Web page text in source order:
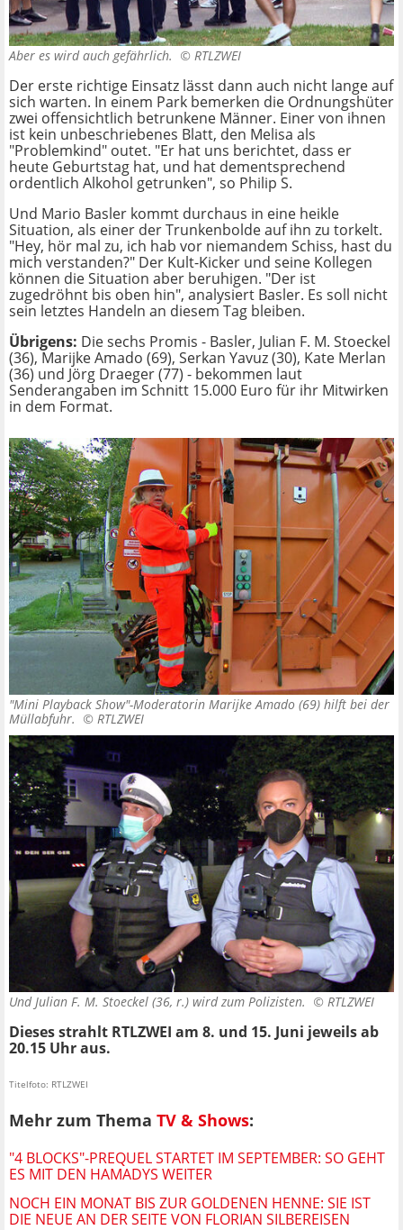
Aber es wird auch gefährlich. © RTLZWEI
Der erste richtige Einsatz lässt dann auch nicht lange auf
sich warten. In einem Park bemerken die Ordnungshüter
zwei offensichtlich betrunkene Männer. Einer von ihnen
ist kein unbeschriebenes Blatt, den Melisa als
"Problemkind" outet. "Er hat uns berichtet, dass er
heute Geburtstag hat, und hat dementsprechend
ordentlich Alkohol getrunken", so Philip S.
Und Mario Basler kommt durchaus in eine heikle
Situation, als einer der Trunkenbolde auf ihn zu torkelt.
"Hey, hör mal zu, ich hab vor niemandem Schiss, hast du
mich verstanden?" Der Kult-Kicker und seine Kollegen
können die Situation aber beruhigen. "Der ist
zugedröhnt bis oben hin", analysiert Basler. Es soll nicht
sein letztes Handeln an diesem Tag bleiben.
Übrigens: Die sechs Promis - Basler, Julian F. M. Stoeckel
(36), Marijke Amado (69), Serkan Yavuz (30), Kate Merlan
(36) und Jörg Draeger (77) - bekommen laut
Senderangaben im Schnitt 15.000 Euro für ihr Mitwirken
in dem Format.
"Mini Playback Show"-Moderatorin Marijke Amado (69) hilft bei der
Müllabfuhr. © RTLZWEI
Und Julian F. M. Stoeckel (36, r.) wird zum Polizisten. © RTLZWEI
Dieses strahlt RTLZWEI am 8. und 15. Juni jeweils ab
20.15 Uhr aus.
Titelfoto: RTLZWEI
Mehr zum Thema TV & Shows:
"4 BLOCKS"-PREQUEL STARTET IM SEPTEMBER: SO GEHT
ES MIT DEN HAMADYS WEITER
NOCH EIN MONAT BIS ZUR GOLDENEN HENNE: SIE IST
DIE NEUE AN DER SEITE VON FLORIAN SILBEREISEN